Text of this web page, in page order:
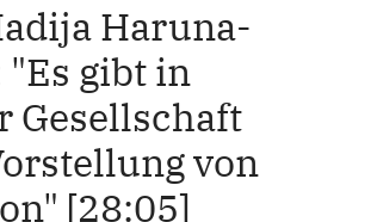
Haruna-
"Es gibt in
Gesellschaft
von
[28:05]